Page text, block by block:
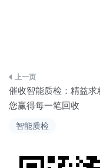
智能质检
文
章
导
航
催收智能质检：精益求
您赢得每一笔回收